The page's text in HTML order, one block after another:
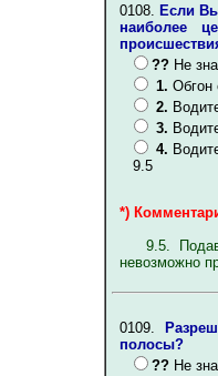
0108.
Если
наиболее
?? Не
1. Обгон
2.
3.
4.
9.5
*)
9.5.
невозможно
0109.
полосы?
?? Не